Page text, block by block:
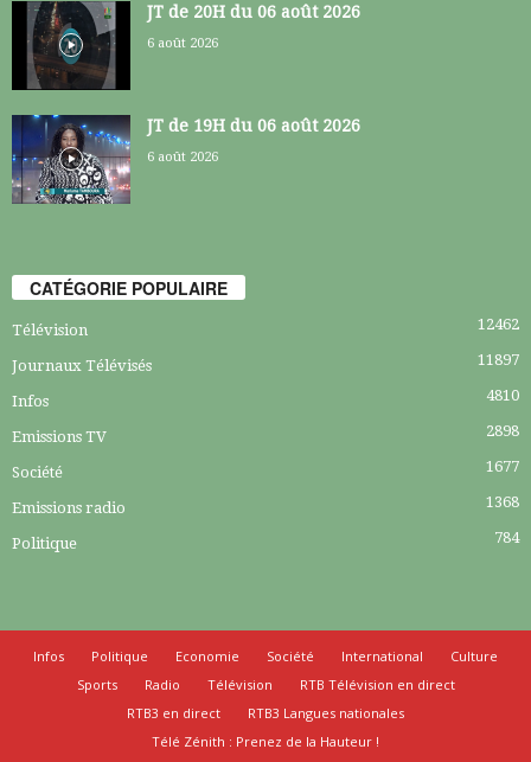
JT de 20H du 06 août 2026
6 août 2026
JT de 19H du 06 août 2026
6 août 2026
CATÉGORIE POPULAIRE
Télévision 12462
Journaux Télévisés 11897
Infos 4810
Emissions TV 2898
Société 1677
Emissions radio 1368
Politique 784
Infos Politique Economie Société International
Culture
Sports
Radio Télévision
RTB Télévision en direct
RTB3 en direct
RTB3 Langues nationales
Télé Zénith : Prenez de la Hauteur !